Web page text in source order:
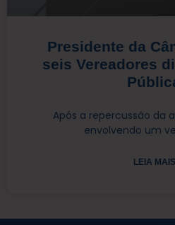
Presidente da
seis Vereadores
Após a repercussão da
envolvendo um
LEIA